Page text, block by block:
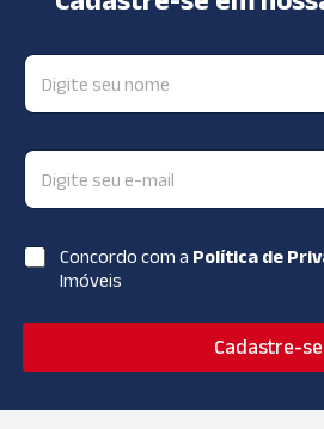
Concordo com a Política de
Imóveis
Cadastre-se